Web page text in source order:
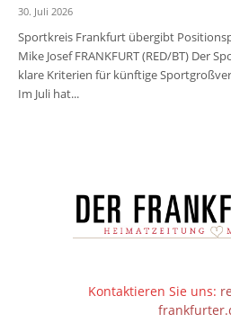
30. Juli 2026
Sportkreis Frankfurt übergibt
Mike Josef FRANKFURT (RED/BT) Der
klare Kriterien für künftige
Im Juli hat...
Kontaktieren Sie uns: